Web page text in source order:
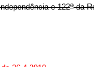
e 122oda